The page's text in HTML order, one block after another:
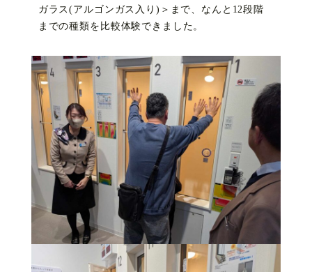
ガラス(アルゴンガス入り)＞まで、なんと12段階
までの種類を比較体験できました。